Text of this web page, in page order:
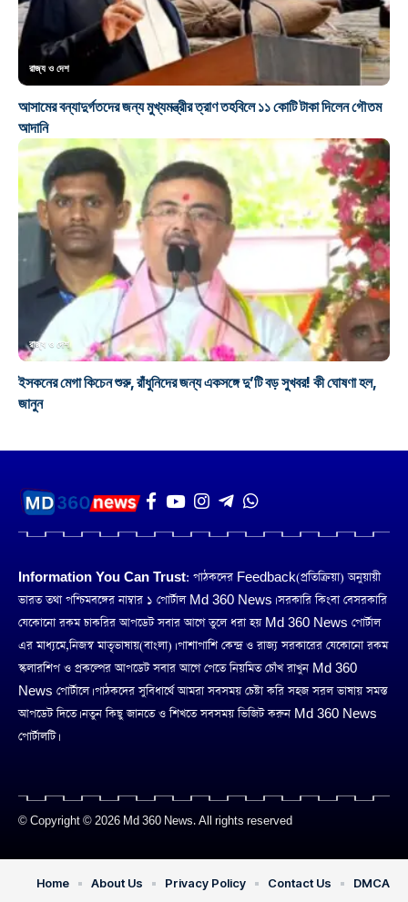
রাজ্য ও দেশ
আসামের বন্যাদুর্গতদের জন্য মুখ্যমন্ত্রীর ত্রাণ তহবিলে ১১ কোটি টাকা দিলেন গৌতম
আদানি
রাজ্য ও দেশ
ইসকনের মেগা কিচেন শুরু, রাঁধুনিদের জন্য একসঙ্গে দু’টি বড় সুখবর! কী ঘোষণা হল,
জানুন
Information You Can Trust: পাঠকদের Feedback(প্রতিক্রিয়া) অনুয়ায়ী
ভারত তথা পশ্চিমবঙ্গের নাম্বার ১ পোর্টাল Md 360 News। সরকারি কিংবা বেসরকারি
যেকোনো রকম চাকরির আপডেট সবার আগে তুলে ধরা হয় Md 360 News পোর্টাল
এর মাধ্যমে,নিজস্ব মাতৃভাষায়(বাংলা)। পাশাপাশি কেন্দ্র ও রাজ্য সরকারের যেকোনো রকম
স্কলারশিপ ও প্রকল্পের আপডেট সবার আগে পেতে নিয়মিত চোঁখ রাখুন Md 360
News পোর্টালে। পাঠকদের সুবিধার্থে আমরা সবসময় চেষ্টা করি সহজ সরল ভাষায় সমস্ত
আপডেট দিতে। নতুন কিছু জানতে ও শিখতে সবসময় ভিজিট করুন Md 360 News
পোর্টালটি।
© Copyright © 2026 Md 360 News. All rights reserved
Home About Us Privacy Policy Contact Us DMCA